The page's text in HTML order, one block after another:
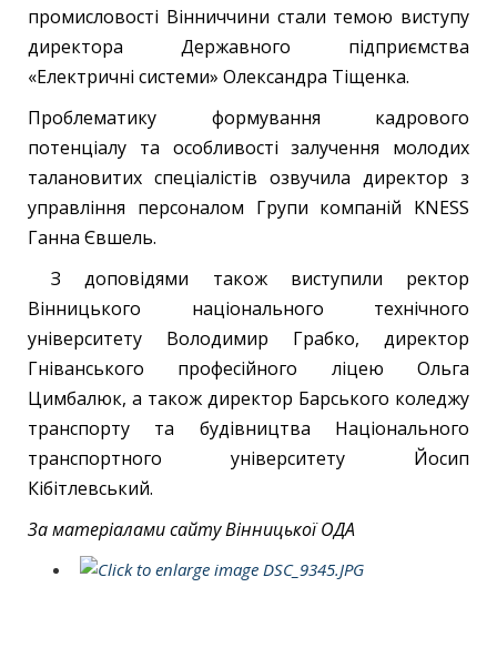
промисловості Вінниччини стали темою виступу
директора Державного підприємства
«Електричні системи» Олександра Тіщенка.
Проблематику формування кадрового
потенціалу та особливості залучення молодих
талановитих спеціалістів озвучила директор з
управління персоналом Групи компаній KNESS
Ганна Євшель.
З доповідями також виступили ректор
Вінницького національного технічного
університету Володимир Грабко, директор
Гніванського професійного ліцею Ольга
Цимбалюк, а також директор Барського коледжу
транспорту та будівництва Національного
транспортного університету Йосип
Кібітлевський.
За матеріалами сайту Вінницької ОДА